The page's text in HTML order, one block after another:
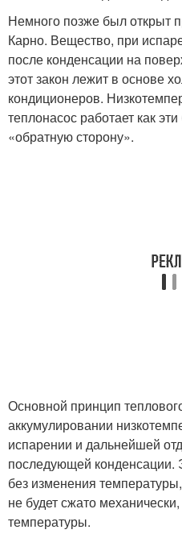
Немного позже был открыт
Карно. Вещество, при
после конденсации на
этот закон лежит в основе
кондиционеров.
теплонасос работает как
«обратную сторону».
Основной принцип
аккумулировании
испарении и дальнейшей
последующей конденсации.
без изменения
не будет сжато
температуры.